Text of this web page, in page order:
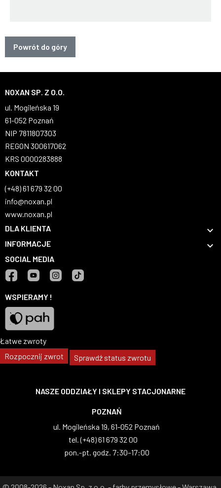
Powrót do góry
NOXAN SP. Z O.O.
ul. Mogileńska 19
61-052 Poznań
NIP 7811807303
REGON 300617062
KRS 0000283888
KONTAKT
(+48) 61 679 32 00
info@noxan.pl
www.noxan.pl
DLA KLIENTA

INFORMACJE 
SOCIAL MEDIA
WSPIERAMY !
Pah
Łatwe zwroty
Rozpocznij zwrot
Sprawdź status zwrotu
NASZE ODDZIAŁY I SKLEPY STACJONARNE
al. Wilanowska 83, 02-765 Warszawa
tel. (+48) 22 629 07 69
pon.-pt. godz. 8:00–17:00